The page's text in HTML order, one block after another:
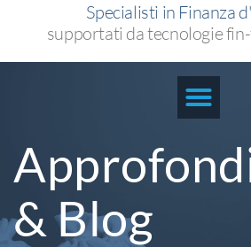
Specialisti in Finanza
supportati da tecnologie
& Blog